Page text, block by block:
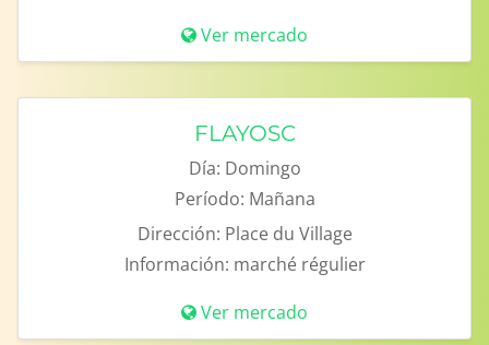
Ver mercado
FLAYOSC
Día: Domingo
Período: Mañana
Dirección: Place du Village
Información: marché régulier
Ver mercado